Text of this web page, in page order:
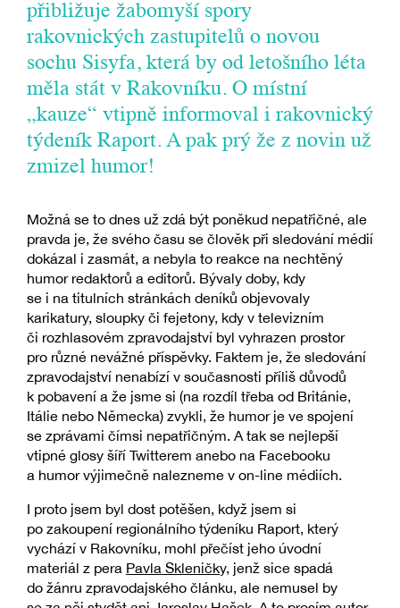
přibližuje žabomyší spory
rakovnických zastupitelů o novou
sochu Sisyfa, která by od letošního léta
měla stát v Rakovníku. O místní
„kauze“ vtipně informoval i rakovnický
týdeník Raport. A pak prý že z novin už
zmizel humor!
Možná se to dnes už zdá být poněkud nepatřičné, ale
pravda je, že svého času se člověk při sledování médií
dokázal i zasmát, a nebyla to reakce na nechtěný
humor redaktorů a editorů. Bývaly doby, kdy
se i na titulních stránkách deníků objevovaly
karikatury, sloupky či fejetony, kdy v televizním
či rozhlasovém zpravodajství byl vyhrazen prostor
pro různé nevážné příspěvky. Faktem je, že sledování
zpravodajství nenabízí v současnosti příliš důvodů
k pobavení a že jsme si (na rozdíl třeba od Británie,
Itálie nebo Německa) zvykli, že humor je ve spojení
se zprávami čímsi nepatřičným. A tak se nejlepší
vtipné glosy šíří Twitterem anebo na Facebooku
a humor výjimečně nalezneme v on-line médiích.
I proto jsem byl dost potěšen, když jsem si
po zakoupení regionálního týdeníku Raport, který
vychází v Rakovníku, mohl přečíst jeho úvodní
materiál z pera Pavla Skleničky, jenž sice spadá
do žánru zpravodajského článku, ale nemusel by